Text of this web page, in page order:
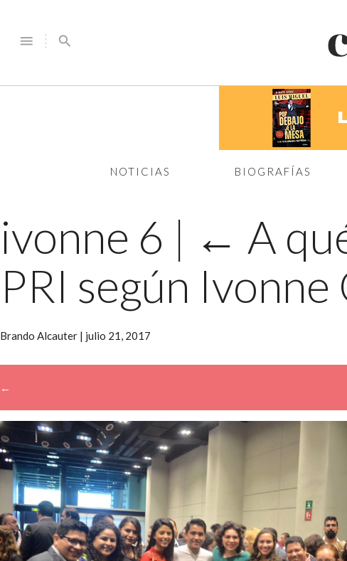
menu search
NOTICIAS BIOGRAFÍAS
ivonne 6 | ← A
PRI según
Brando Alcauter | julio 21, 2017
←
→